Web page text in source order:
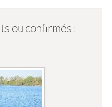
ou confirmés :